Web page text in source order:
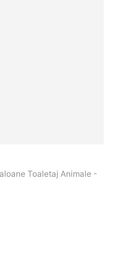
Toaletaj Animale -